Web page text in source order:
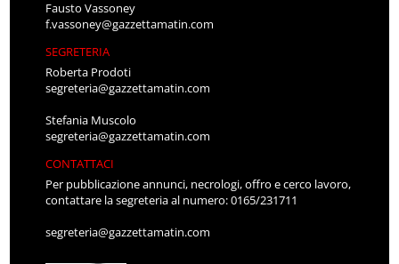
Fausto Vassoney
f.vassoney@gazzettamatin.com
SEGRETERIA
Roberta Prodoti
segreteria@gazzettamatin.com
Stefania Muscolo
segreteria@gazzettamatin.com
CONTATTACI
Per pubblicazione annunci, necrologi, offro e cerco lavoro,
contattare la segreteria al numero: 0165/231711
segreteria@gazzettamatin.com